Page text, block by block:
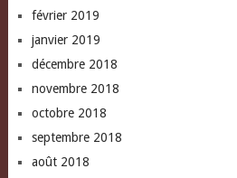
février 2019
janvier 2019
décembre 2018
novembre 2018
octobre 2018
septembre 2018
août 2018